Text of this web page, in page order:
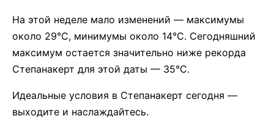
На этой неделе мало изменений — максимумы
около 29°C, минимумы около 14°C. Сегодняшний
максимум остается значительно ниже рекорда
Степанакерт для этой даты — 35°C.
Идеальные условия в Степанакерт сегодня —
выходите и наслаждайтесь.